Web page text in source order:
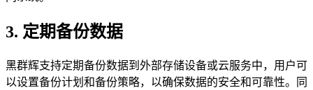
3. 定期备份数据
黑群辉支持定期备份数据到外部存储设备或云服务中，用户可
以设置备份计划和备份策略，以确保数据的安全和可靠性。同